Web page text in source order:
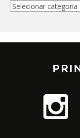
Categorias